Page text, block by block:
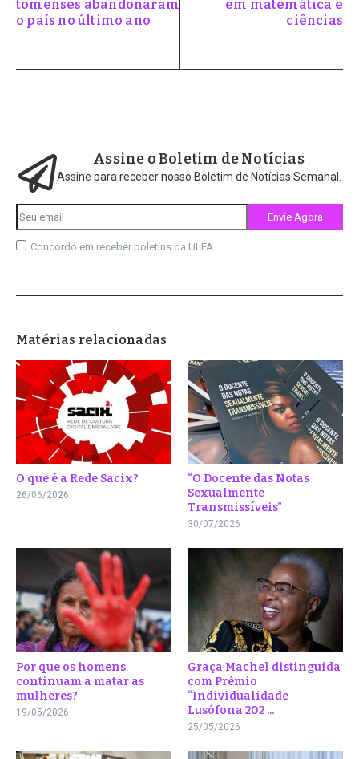
tomenses abandonaram
o país no último ano
em matemática e
ciências
Assine o Boletim de Notícias
Assine para receber nosso Boletim de Notícias Semanal.
Concordo em receber boletins da ULFA
Matérias relacionadas
O que é a Rede Sacix?
26/06/2026
“O Docente das Notas
Sexualmente
Transmissíveis”
30/07/2026
Por que os homens
continuam a matar as
mulheres?
19/05/2026
Graça Machel distinguida
com Prémio
“Individualidade
Lusófona 202 ...
25/05/2026